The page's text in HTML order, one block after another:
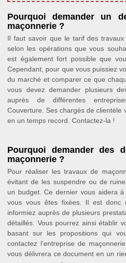
Pourquoi demander un
maçonnerie ?
Il faut savoir que le tarif des
selon les opérations que vous
est également fort possible que
Cependant, pour que vous puissiez
du marché et comparer ce que
vous devez demander plusieurs
auprès de différentes
Couverture. Ses chargés de clientèle
en un temps record. Contactez-la !
Pourquoi demander des
maçonnerie ?
Pour réaliser les travaux de
évitant de les suspendre ou de
un budget. Ce dernier vous aidera
vous vous êtes fixées. Il est donc
informiez auprès de plusieurs
détaillés. Vous pourrez ainsi établir
basant sur les propositions qui
contactez l’entreprise de
vous délivrera ce document en un